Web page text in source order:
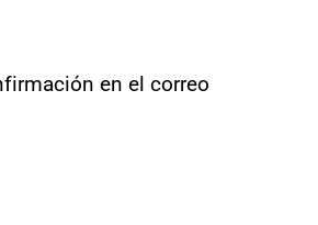
en el correo